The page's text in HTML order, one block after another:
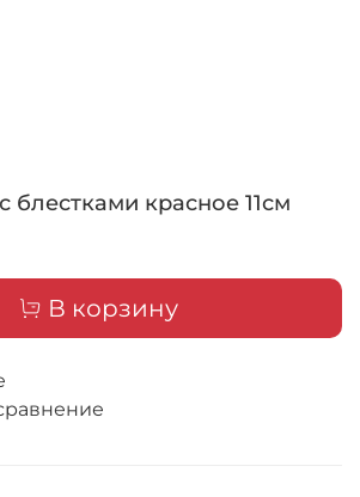
блестками красное 11см
В корзину